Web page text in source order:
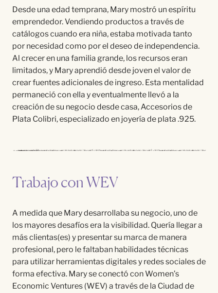
Desde una edad temprana, Mary mostró un espíritu
emprendedor. Vendiendo productos a través de
catálogos cuando era niña, estaba motivada tanto
por necesidad como por el deseo de independencia.
Al crecer en una familia grande, los recursos eran
limitados, y Mary aprendió desde joven el valor de
crear fuentes adicionales de ingreso. Esta mentalidad
permaneció con ella y eventualmente llevó a la
creación de su negocio desde casa, Accesorios de
Plata Colibri, especializado en joyería de plata .925.
Trabajo con WEV
A medida que Mary desarrollaba su negocio, uno de
los mayores desafíos era la visibilidad. Quería llegar a
más clientas(es) y presentar su marca de manera
profesional, pero le faltaban habilidades técnicas
para utilizar herramientas digitales y redes sociales de
forma efectiva. Mary se conectó con Women’s
Economic Ventures (WEV) a través de la Ciudad de